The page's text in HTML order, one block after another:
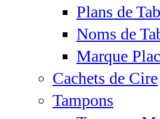
Plans de
Noms de
Marque
Cachets de Cire
Tampons